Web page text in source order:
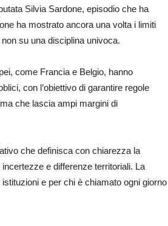
Silvia Sardone, episodio che ha
ha mostrato ancora una volta i limiti
su una disciplina univoca.
come Francia e Belgio, hanno
con l’obiettivo di garantire regole
che lascia ampi margini di
che definisca con chiarezza la
e differenze territoriali. La
e per chi è chiamato ogni giorno